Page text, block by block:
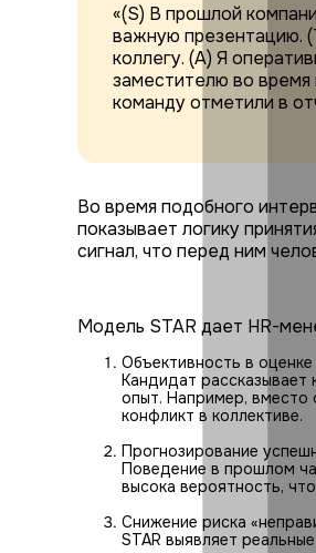
«(S) В прошлой
важную презентацию.
коллегу. (A) Я
заместителю во время
команду отметили в
Во время подобного
показывает логику
сигнал, что перед ним
Модель STAR дает HR-
Объективность в оценке
Кандидат рассказывает
опыт. Например, вместо
конфликт в коллективе.
Прогнозирование
Поведение в прошлом
высока вероятность,
Снижение риска
STAR выявляет